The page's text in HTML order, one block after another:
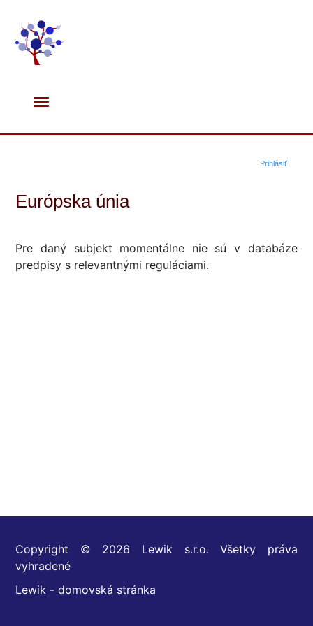
Prihlásiť
Európska únia
Pre daný subjekt momentálne nie sú v databáze
predpisy s relevantnými reguláciami.
Copyright © 2026 Lewik s.r.o. Všetky práva
vyhradené
Lewik - domovská stránka